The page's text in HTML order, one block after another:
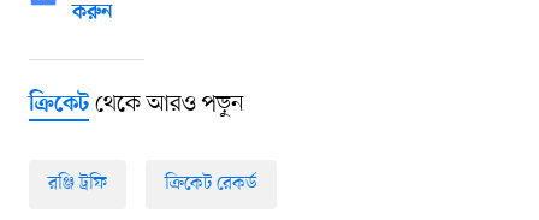
করুন
ক্রিকেটথেকে আরও পড়ুন
রঞ্জি ট্রফি ক্রিকেট রেকর্ড